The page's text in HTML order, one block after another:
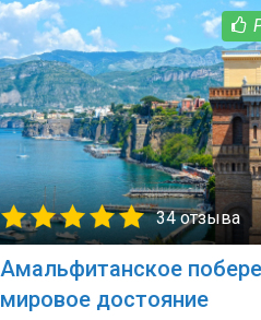
34 отзыва
Амальфитанское
мировое достояние